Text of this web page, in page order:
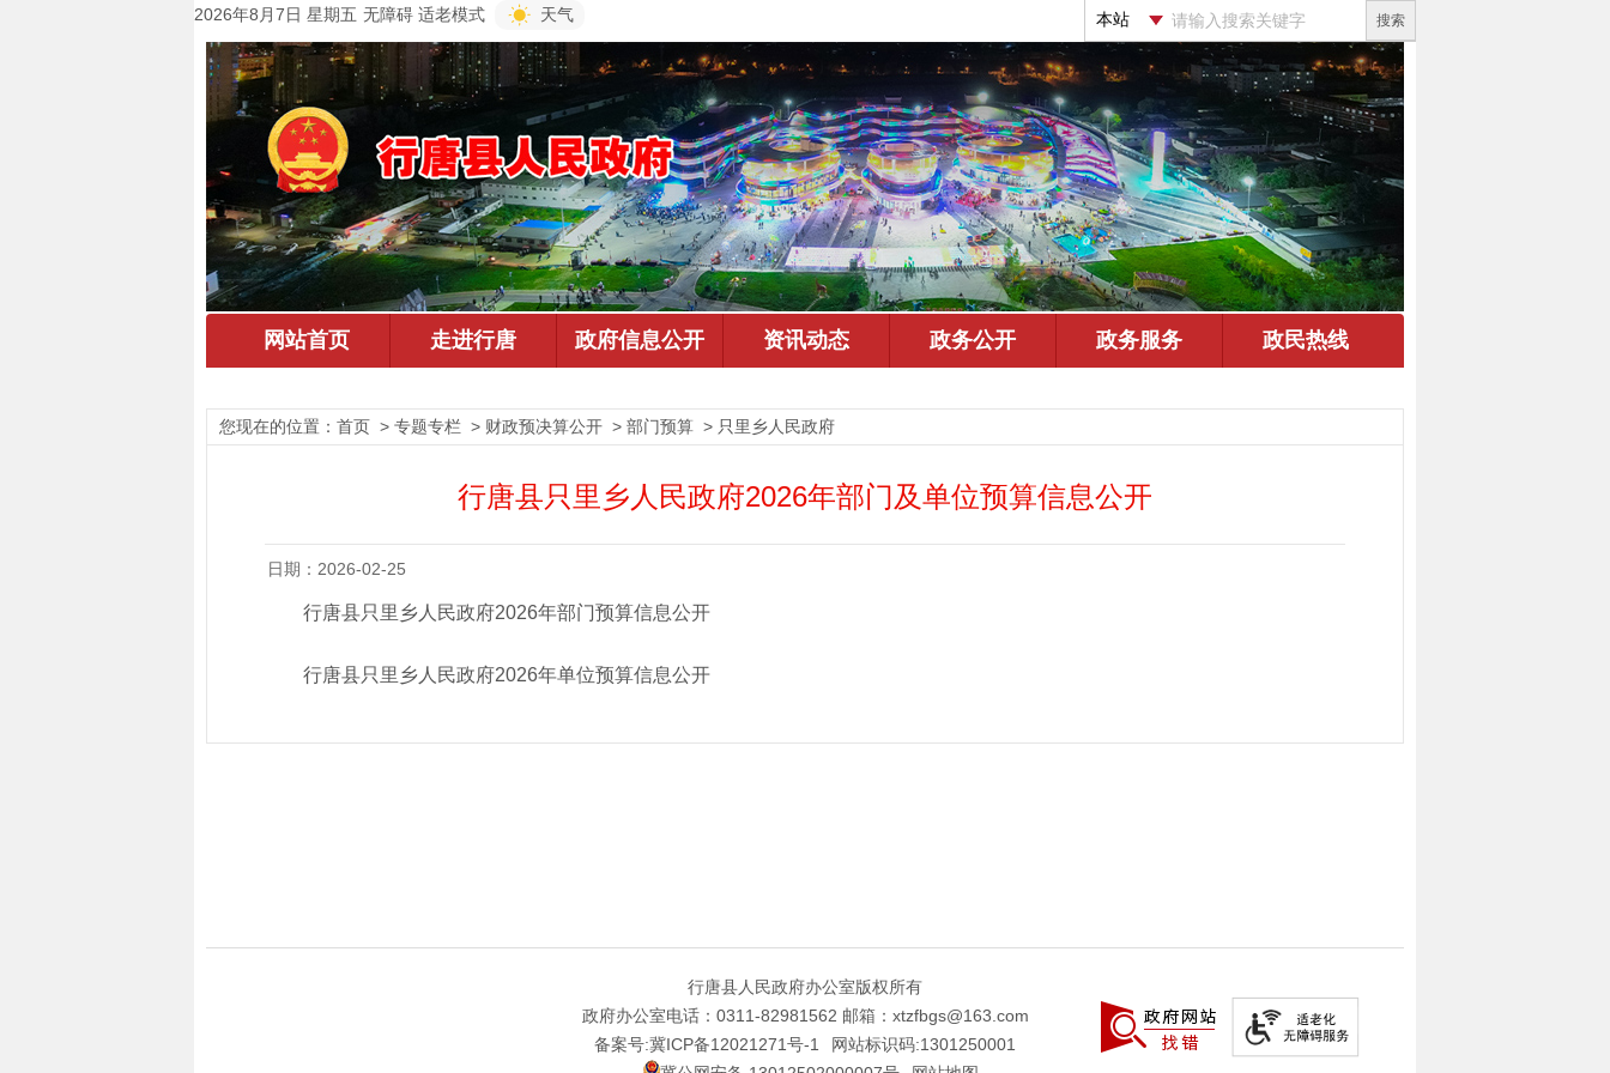
2026年8月7日 星期五 无障碍 适老模式 天气 搜索
您现在的位置： 首页 > 专题专栏 > 财政预决算公开 > 部门预算 > 只里乡人民政府
行唐县只里乡人民政府2026年部门及单位预算信息公开
日期：2026-02-25
行唐县只里乡人民政府2026年部门预算信息公开
行唐县只里乡人民政府2026年单位预算信息公开